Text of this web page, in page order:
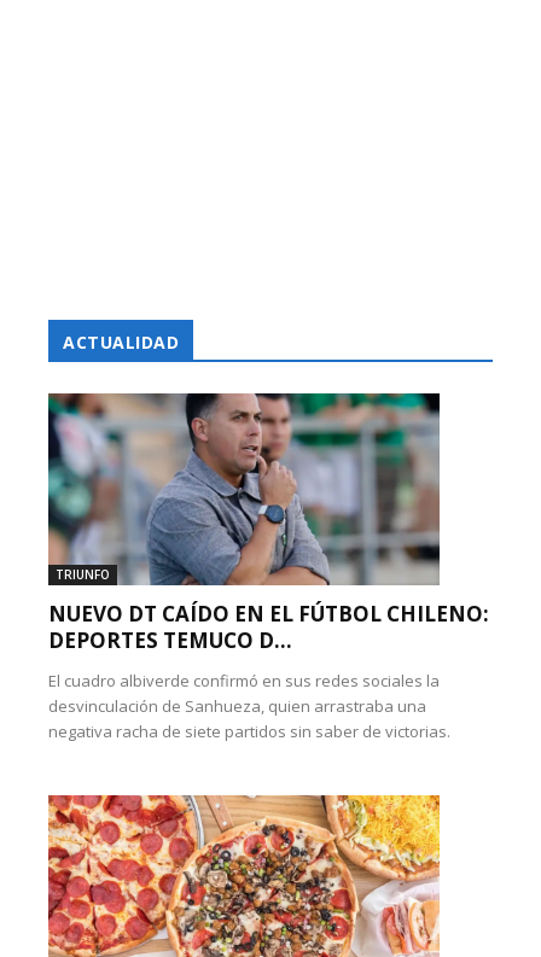
ACTUALIDAD
TRIUNFO
NUEVO DT CAÍDO EN EL FÚTBOL CHILENO:
DEPORTES TEMUCO D...
El cuadro albiverde confirmó en sus redes sociales la
desvinculación de Sanhueza, quien arrastraba una
negativa racha de siete partidos sin saber de victorias.